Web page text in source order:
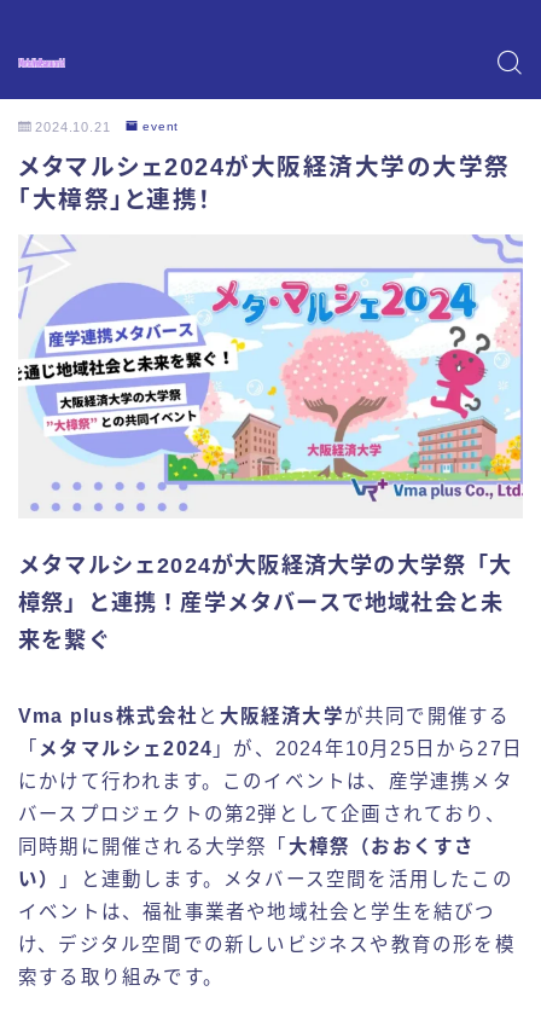
2024.10.21 event
メタマルシェ2024が大阪経済大学の大学祭
「大樟祭」と連携！
メタマルシェ2024が大阪経済大学の大学祭「大
樟祭」と連携！産学メタバースで地域社会と未
来を繋ぐ
Vma plus株式会社 と 大阪経済大学が共同で開催する
「 メタマルシェ2024 」が、2024年10月25日から27日
にかけて行われます。このイベントは、産学連携メタ
バースプロジェクトの第2弾として企画されており、
同時期に開催される大学祭「 大樟祭（おおくすさ
い）
」と連動します。メタバース空間を活用したこの
イベントは、福祉事業者や地域社会と学生を結びつ
け、デジタル空間での新しいビジネスや教育の形を模
索する取り組みです。